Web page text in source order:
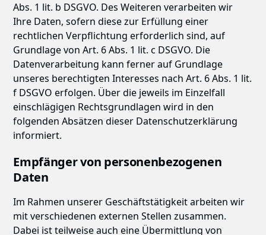
Abs. 1 lit. b DSGVO. Des Weiteren verarbeiten wir
Ihre Daten, sofern diese zur Erfüllung einer
rechtlichen Verpflichtung erforderlich sind, auf
Grundlage von Art. 6 Abs. 1 lit. c DSGVO. Die
Datenverarbeitung kann ferner auf Grundlage
unseres berechtigten Interesses nach Art. 6 Abs. 1 lit.
f DSGVO erfolgen. Über die jeweils im Einzelfall
einschlägigen Rechtsgrundlagen wird in den
folgenden Absätzen dieser Datenschutzerklärung
informiert.
Empfänger von personenbezogenen
Daten
Im Rahmen unserer Geschäftstätigkeit arbeiten wir
mit verschiedenen externen Stellen zusammen.
Dabei ist teilweise auch eine Übermittlung von